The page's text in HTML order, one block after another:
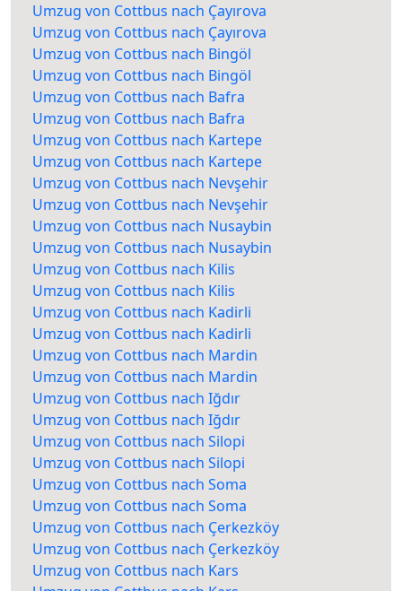
Umzug von Cottbus nach Çayırova
Umzug von Cottbus nach Çayırova
Umzug von Cottbus nach Bingöl
Umzug von Cottbus nach Bingöl
Umzug von Cottbus nach Bafra
Umzug von Cottbus nach Bafra
Umzug von Cottbus nach Kartepe
Umzug von Cottbus nach Kartepe
Umzug von Cottbus nach Nevşehir
Umzug von Cottbus nach Nevşehir
Umzug von Cottbus nach Nusaybin
Umzug von Cottbus nach Nusaybin
Umzug von Cottbus nach Kilis
Umzug von Cottbus nach Kilis
Umzug von Cottbus nach Kadirli
Umzug von Cottbus nach Kadirli
Umzug von Cottbus nach Mardin
Umzug von Cottbus nach Mardin
Umzug von Cottbus nach Iğdır
Umzug von Cottbus nach Iğdır
Umzug von Cottbus nach Silopi
Umzug von Cottbus nach Silopi
Umzug von Cottbus nach Soma
Umzug von Cottbus nach Soma
Umzug von Cottbus nach Çerkezköy
Umzug von Cottbus nach Çerkezköy
Umzug von Cottbus nach Kars